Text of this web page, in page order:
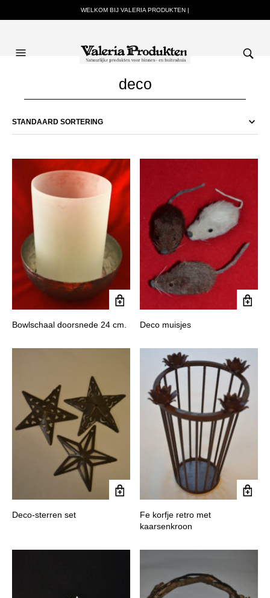
WELKOM BIJ VALERIA PRODUKTEN |
deco
Bowlschaal doorsnede 24 cm. Deco muisjes
Deco-sterren set
Fe korfje retro met
kaarsenkroon